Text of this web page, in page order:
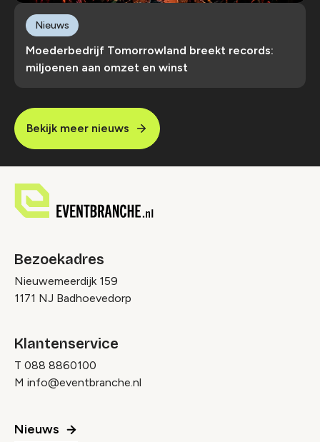
Moederbedrijf Tomorrowland breekt records:
miljoenen aan omzet en winst
Nieuws
Bekijk meer nieuws
Bezoekadres
Nieuwemeerdijk 159
1171 NJ Badhoevedorp
Klantenservice
T 088 8860100
M info@eventbranche.nl
Nieuws